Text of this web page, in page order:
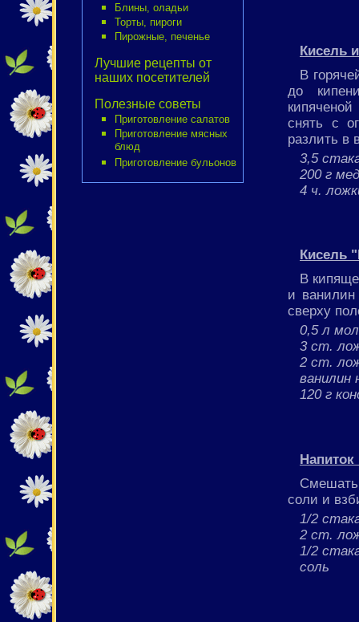
Блины, оладьи
Торты, пироги
Пирожные, печенье
Лучшие рецепты от
наших посетителей
Полезные советы
Приготовление салатов
Приготовление мясных
блюд
Приготовление бульонов
Кисель
В
до
снять с
разлить в
3,5
200 г
4 ч.
Кисель
В
и
сверху
0,5 л
3 ст.
2 ст.
ванилин
120 г
Смешать
соли и
1/2
2 ст.
1/2
соль